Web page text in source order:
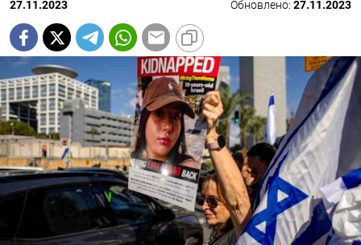
27.11.2023 Обновлено: 27.11.2023